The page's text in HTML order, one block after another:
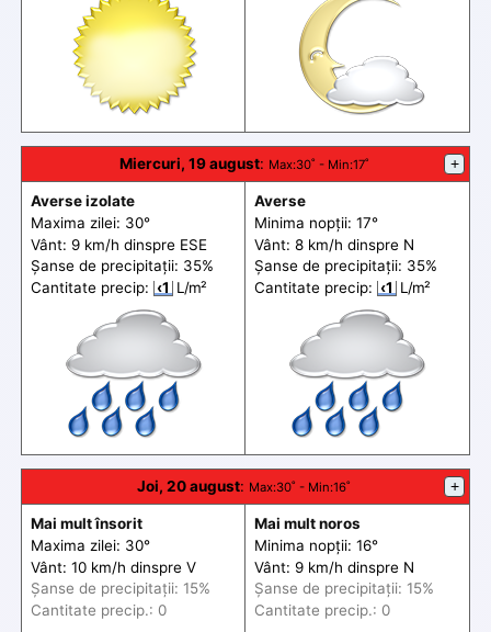
Miercuri, 19 august: Max:30˚ - Min:17˚ +
Averse izolate
Maxima zilei: 30°
Vânt: 9 km/h dinspre ESE
Șanse de precipitații: 35%
Cantitate precip: ‹1 L/m²
Averse
Minima nopții: 17°
Vânt: 8 km/h dinspre N
Șanse de precipitații: 35%
Cantitate precip: ‹1 L/m²
Joi, 20 august: Max:30˚ - Min:16˚ +
Mai mult însorit
Maxima zilei: 30°
Vânt: 10 km/h dinspre V
Șanse de precipitații: 15%
Cantitate precip.: 0
Mai mult noros
Minima nopții: 16°
Vânt: 9 km/h dinspre N
Șanse de precipitații: 15%
Cantitate precip.: 0